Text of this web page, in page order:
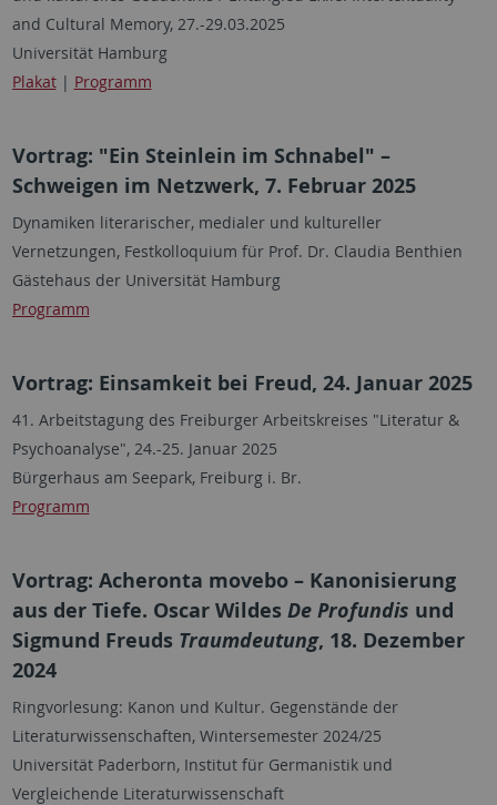
and Cultural Memory, 27.-29.03.2025
Universität Hamburg
Plakat| Programm
Vortrag: "Ein Steinlein im Schnabel" –
Schweigen im Netzwerk, 7. Februar 2025
Dynamiken literarischer, medialer und kultureller
Vernetzungen, Festkolloquium für Prof. Dr. Claudia Benthien
Gästehaus der Universität Hamburg
Programm
Vortrag: Einsamkeit bei Freud, 24. Januar 2025
41. Arbeitstagung des Freiburger Arbeitskreises "Literatur &
Psychoanalyse", 24.-25. Januar 2025
Bürgerhaus am Seepark, Freiburg i. Br.
Programm
Vortrag: Acheronta movebo – Kanonisierung
aus der Tiefe. Oscar Wildes De Profundis und
Sigmund Freuds Traumdeutung, 18. Dezember
2024
Ringvorlesung: Kanon und Kultur. Gegenstände der
Literaturwissenschaften, Wintersemester 2024/25
Universität Paderborn, Institut für Germanistik und
Vergleichende Literaturwissenschaft